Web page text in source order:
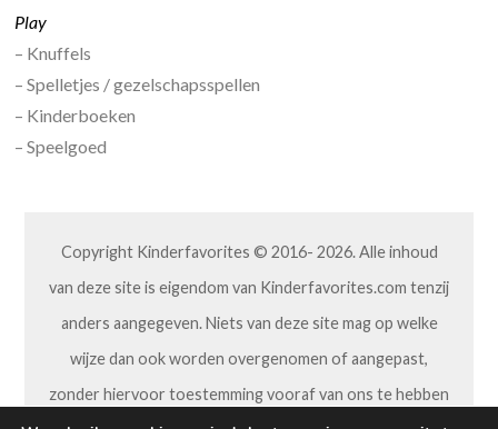
Play
– Knuffels
– Spelletjes / gezelschapsspellen
– Kinderboeken
– Speelgoed
Copyright Kinderfavorites © 2016- 2026. Alle inhoud
van deze site is eigendom van Kinderfavorites.com tenzij
anders aangegeven. Niets van deze site mag op welke
wijze dan ook worden overgenomen of aangepast,
zonder hiervoor toestemming vooraf van ons te hebben